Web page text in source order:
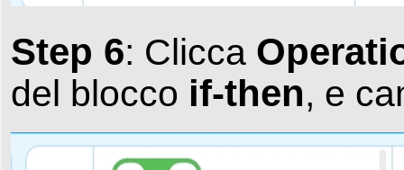
Step 6: Clicca
del blocco if-then, e